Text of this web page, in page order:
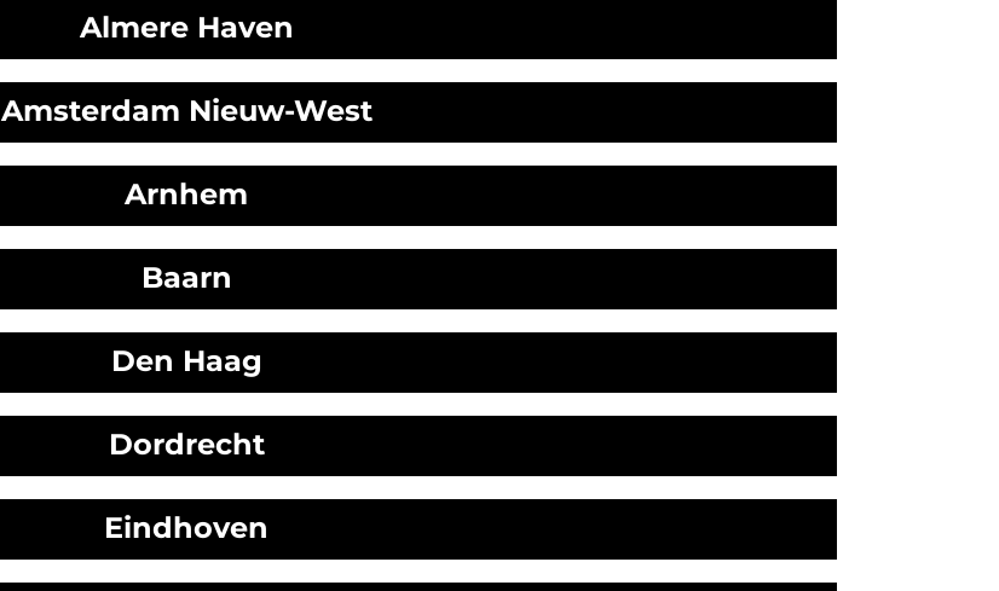
Almere Haven
Amsterdam Nieuw-West
Arnhem
Baarn
Den Haag
Dordrecht
Eindhoven